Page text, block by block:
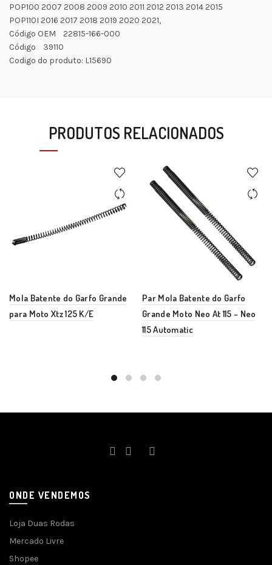
POP100 2007 2008 2009 2010 2011 2012 2013 2014 2015
POP110I 2016 2017 2018 2019 2020 2021,
Código OEM 22815-166-000
Código 39110
Codigo do produto: L15690
PRODUTOS RELACIONADOS
Mola Batente do Garfo Grande
para Moto Xtz 125 K/E
Par Mola Batente do Garfo
Grande Moto Neo At 115 – Neo
115 Automatic
ONDE VENDEMOS
Loja Duas Rodas
Mercado Livre
Shopee